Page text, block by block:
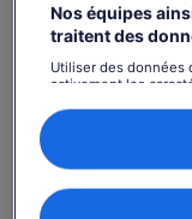
tandem
Des
poids de
À savoir
Nos équipes
traitent des
Utiliser des données
activement les
et contenu
et du contenu,
Liste de nos